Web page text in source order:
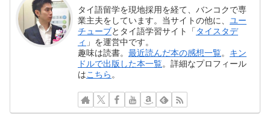
タイ語留学を現地採用を経て、バンコクで専
業主夫をしています。当サイトの他に、ユー
チューブとタイ語学習サイト「 タイスタデ
ィ 」を運営中です。
趣味は読書。最近読んだ本の感想一覧。 キン
ドルで出版した本一覧。詳細なプロフィール
はこちら。